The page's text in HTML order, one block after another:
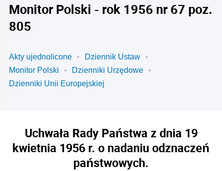
Monitor Polski - rok 1956 nr 67 poz.
805
Akty ujednolicone
Dziennik Ustaw
Monitor Polski
Dzienniki Urzędowe
Dzienniki Unii Europejskiej
Uchwała Rady Państwa z dnia 19
kwietnia 1956 r. o nadaniu odznaczeń
państwowych.